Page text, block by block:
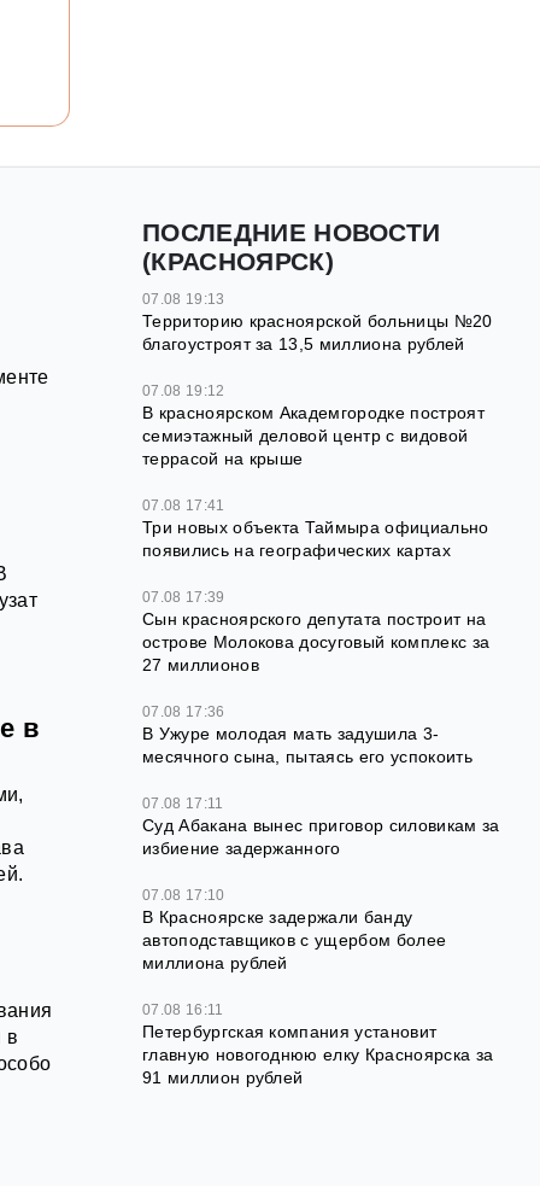
в
в
ПОСЛЕДНИЕ НОВОСТИ
(КРАСНОЯРСК)
07.08 19:13
Территорию красноярской больницы №20
благоустроят за 13,5 миллиона рублей
07.08 19:12
В красноярском Академгородке построят
семиэтажный деловой центр с видовой
террасой на крыше
07.08 17:41
Три новых объекта Таймыра официально
появились на географических картах
07.08 17:39
Сын красноярского депутата построит на
острове Молокова досуговый комплекс за
27 миллионов
07.08 17:36
В Ужуре молодая мать задушила 3-
месячного сына, пытаясь его успокоить
07.08 17:11
Суд Абакана вынес приговор силовикам за
избиение задержанного
07.08 17:10
В Красноярске задержали банду
автоподставщиков с ущербом более
миллиона рублей
07.08 16:11
Петербургская компания установит
главную новогоднюю елку Красноярска за
91 миллион рублей